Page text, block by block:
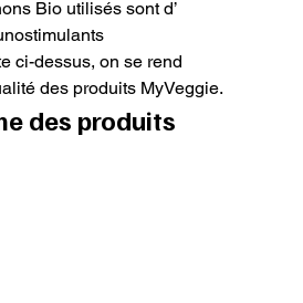
Bio utilisés sont d’
ci-dessus, on se rend
des produits MyVeggie.
des produits